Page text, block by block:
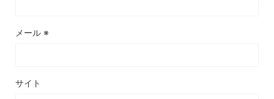
メール ※
サイト